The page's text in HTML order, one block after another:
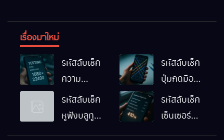
เรื่องมาใหม่
รหัสลับเช็ค
ความ
ละเอียดหน้า
จอมือถือ
รหัสลับเช็ค
ปุ่มกดมือถือ
Android
ทำงานปกติ
รหัสลับเช็ค
หูฟังบลูทูธ
รหัสลับเช็ค
เซ็นเซอร์